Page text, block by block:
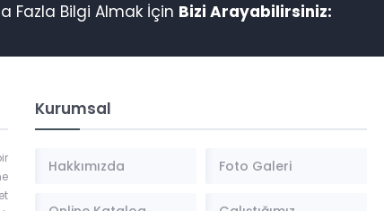
Fazla Bilgi Almak İçin Bizi Arayabilirsiniz:
Kurumsal
Hakkımızda Foto Galeri